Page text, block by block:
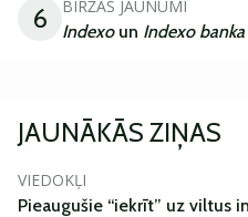
6 BIRŽAS JAUNUMI
Indexoun Indexo banka
JAUNĀKĀS ZIŅAS
VIEDOKĻI
Pieaugušie “iekrīt” uz viltus